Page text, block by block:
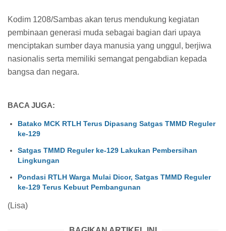
Kodim 1208/Sambas akan terus mendukung kegiatan
pembinaan generasi muda sebagai bagian dari upaya
menciptakan sumber daya manusia yang unggul, berjiwa
nasionalis serta memiliki semangat pengabdian kepada
bangsa dan negara.
BACA JUGA:
Batako MCK RTLH Terus Dipasang Satgas TMMD Reguler
ke-129
Satgas TMMD Reguler ke-129 Lakukan Pembersihan
Lingkungan
Pondasi RTLH Warga Mulai Dicor, Satgas TMMD Reguler
ke-129 Terus Kebuut Pembangunan
(Lisa)